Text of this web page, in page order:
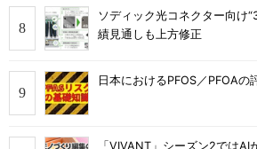
ソディック光コネクター向け
績見通しも上方修正
日本におけるPFOS／PFOAの
「VIVANT」シーズン2では